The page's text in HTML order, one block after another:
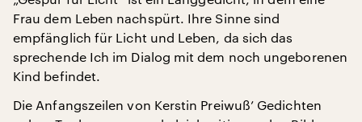
Frau dem Leben nachspürt. Ihre Sinne sind
empfänglich für Licht und Leben, da sich das
sprechende Ich im Dialog mit dem noch ungeborenen
Kind befindet.
Die Anfangszeilen von Kerstin Preiwuß’ Gedichten